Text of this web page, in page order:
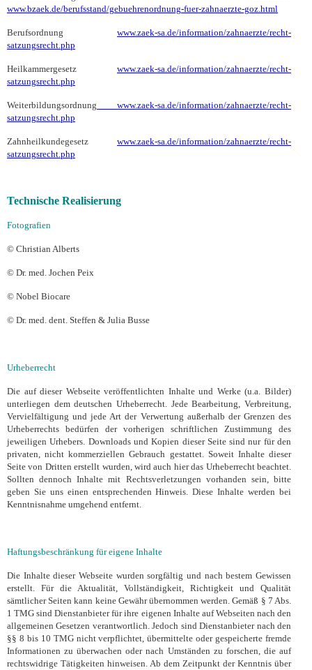
www.bzaek.de/berufsstand/gebuehrenordnung-fuer-zahnaerzte-goz.html
Berufsordnung www.zaek-sa.de/information/zahnaerzte/recht-
satzungsrecht.php
Heilkammergesetz www.zaek-sa.de/information/zahnaerzte/recht-
satzungsrecht.php
Weiterbildungsordnung www.zaek-sa.de/information/zahnaerzte/recht-
satzungsrecht.php
Zahnheilkundegesetz
www.zaek-sa.de/information/zahnaerzte/recht-
satzungsrecht.php
Technische Realisierung
Fotografien
© Christian Alberts
© Dr. med. Jochen Peix
© Nobel Biocare
© Dr. med. dent. Steffen & Julia Busse
Urheberrecht
Die auf dieser Webseite veröffentlichten Inhalte und Werke (u.a. Bilder)
unterliegen dem deutschen Urheberrecht. Jede Bearbeitung, Verbreitung,
Vervielfältigung und jede Art der Verwertung außerhalb der Grenzen des
Urheberrechts bedürfen der vorherigen schriftlichen Zustimmung des
jeweiligen Urhebers. Downloads und Kopien dieser Seite sind nur für den
privaten, nicht kommerziellen Gebrauch gestattet. Soweit Inhalte dieser
Seite von Dritten erstellt wurden, wird auch hier das Urheberrecht beachtet.
Sollten dennoch Inhalte mit Rechtsverletzungen vorhanden sein, bitte
geben Sie uns einen entsprechenden Hinweis. Diese Inhalte werden bei
Kenntnisnahme umgehend entfernt.
Haftungsbeschränkung für eigene Inhalte
Die Inhalte dieser Webseite wurden sorgfältig und nach bestem Gewissen
erstellt. Für die Aktualität, Vollständigkeit, Richtigkeit und Qualität
sämtlicher Seiten kann keine Gewähr übernommen werden. Gemäß § 7 Abs.
1 TMG sind Dienstanbieter für ihre eigenen Inhalte auf Webseiten nach den
allgemeinen Gesetzen verantwortlich. Jedoch sind Dienstanbieter nach den
§§ 8 bis 10 TMG nicht verpflichtet, übermittelte oder gespeicherte fremde
Informationen zu überwachen oder nach Umständen zu forschen, die auf
rechtswidrige Tätigkeiten hinweisen. Ab dem Zeitpunkt der Kenntnis über